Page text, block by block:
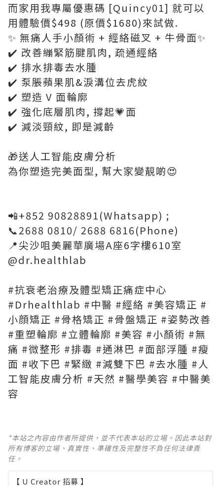
而家用我專屬優惠碼 [Quincy01] 就可以
用體驗價$498 (原價$1680)來試做.
✨ 無痛人手小顏術 + 經絡磁叉 + 牛骨面✨
✔️ 改善繃緊筋腱肌肉, 疏通經絡
✔️ 排水排毒去水腫
✔️ 泵脹蘋果肌&淚溝位去虎紋
✔️ 塑造 V 面輪廓
✔️ 強化底層肌肉, 撐起💗面
✔️ 減淡頸紋, 即是減齡
🎁送人工智能皮膚分析
為你塑造完美面型, 幫大家變靚啲😍
📲+852 90828891(Whatsapp) ;
📞2688 0810/ 2688 6816(Phone)
📍尖沙咀美麗華廣場A座6字樓610室
@dr.healthlab
#抗衰老治療及體型矯正痛症中心
#Drhealthlab #中醫 #經絡 #美容矯正 #
小顔矯正 #骨格矯正 #骨盤矯正 #姿勢改善
#重塑輪廓 #立體輪廓 #美容 #小顏術 #無
痛 #微整形 #排毒 #通淋巴 #面部浮腫 #瘦
面 #收下巴 #緊緻 #減雙下巴 #去水腫 #人
工智能皮膚分析 #天然 #醫學美容 #中醫美
容
*本站之內容由作者所提供，並不代表本站的立場。因此本站對
所有博客的立場、真實性、準確性及完整性不負任何法律責
任。
【 U Creator 招募 】